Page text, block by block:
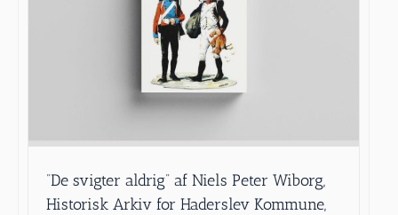
”De svigter aldrig” af Niels Peter Wiborg,
Historisk Arkiv for Haderslev Kommune,